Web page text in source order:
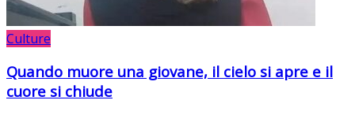
Culture
Quando muore una giovane, il cielo si apre e il
cuore si chiude